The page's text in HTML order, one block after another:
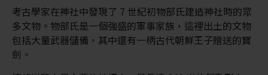
考古學家在神社中發現了 7 世紀初物部氏建造神社時的眾
多文物。物部氏是一個強盛的軍事家族，這裡出土的文物
包括大量武器儲備，其中還有一柄古代朝鮮王子贈送的寶
劍。